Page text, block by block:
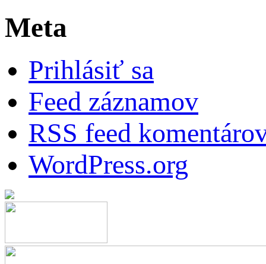
Meta
Prihlásiť sa
Feed záznamov
RSS feed
WordPress.org